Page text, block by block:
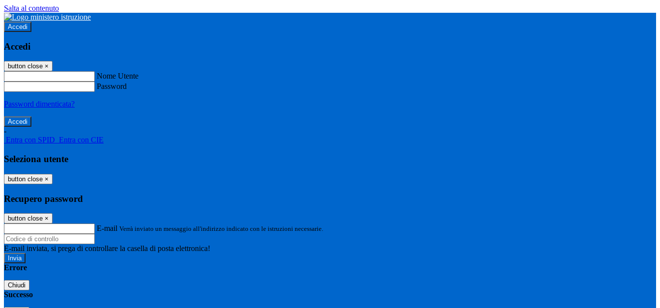
Salta al contenuto
Accedi
Accedi
button close ×
Nome Utente
Password
Password dimenticata?
-
Entra con SPID Entra con CIE
Seleziona utente
button close ×
Recupero password
button close ×
E-mail Verrà inviato un messaggio all'indirizzo indicato con le istruzioni necessarie.
E-mail inviata, si prega di controllare la casella di posta elettronica!
Errore
Chiudi
Successo